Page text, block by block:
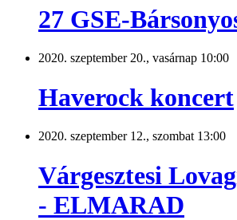
27 GSE-
2020. szeptember 20., vasárnap 10:00
Haverock koncert
2020. szeptember 12., szombat 13:00
Várgesztesi
- ELMARAD